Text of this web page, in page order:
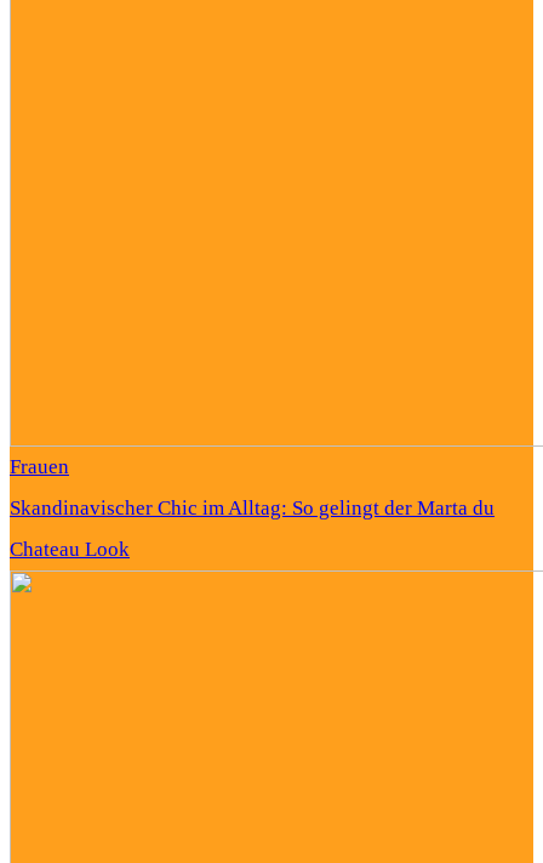
Frauen
Skandinavischer Chic im Alltag: So gelingt der Marta du
Chateau Look